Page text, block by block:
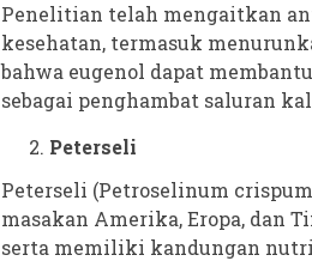
Penelitian telah mengaitkan
kesehatan, termasuk
bahwa eugenol dapat
sebagai penghambat saluran
Peterseli
Peterseli (Petroselinum
masakan Amerika, Eropa, dan
serta memiliki kandungan